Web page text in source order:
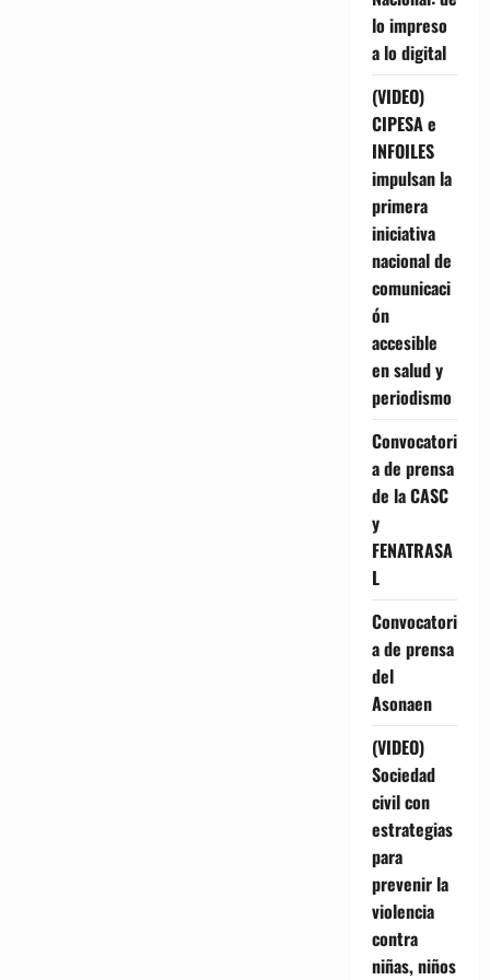
lo impreso
a lo digital
(VIDEO)
CIPESA e
INFOILES
impulsan la
primera
iniciativa
nacional de
comunicaci
ón
accesible
en salud y
periodismo
Convocatori
a de prensa
de la CASC
y
FENATRASA
L
Convocatori
a de prensa
del
Asonaen
(VIDEO)
Sociedad
civil con
estrategias
para
prevenir la
violencia
contra
niñas, niños